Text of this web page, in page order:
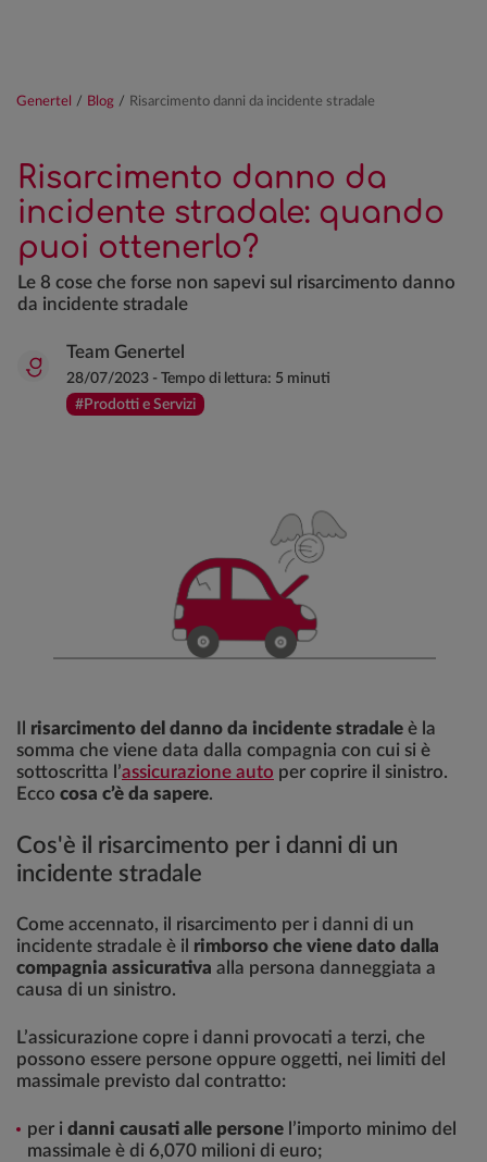
Genertel / Blog / Risarcimento danni da incidente stradale
Risarcimento danno da
incidente stradale: quando
puoi ottenerlo?
Le 8 cose che forse non sapevi sul risarcimento danno
da incidente stradale
Team Genertel
#Prodotti e Servizi
28/07/2023 - Tempo di lettura: 5 minuti
risarcimento del danno da incidente stradale è la
somma che viene data dalla compagnia con cui si è
sottoscritta l’assicurazione auto per coprire il sinistro.
Ecco cosa c’è da sapere.
Cos'è il risarcimento per i danni di un
incidente stradale
Come accennato, il risarcimento per i danni di un
incidente stradale è il rimborso che viene dato dalla
compagnia assicurativa alla persona danneggiata a
causa di un sinistro.
L’assicurazione copre i danni provocati a terzi, che
possono essere persone oppure oggetti, nei limiti del
massimale previsto dal contratto:
per i danni causati alle persone l’importo minimo del
massimale è di 6,070 milioni di euro;